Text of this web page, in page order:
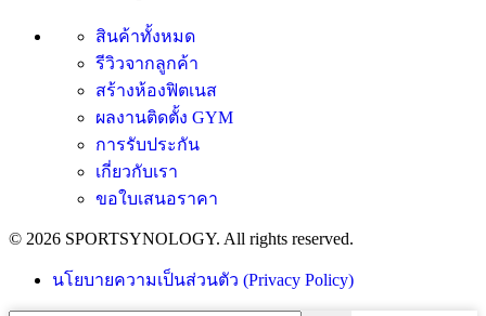
สินค้าทั้งหมด
รีวิวจากลูกค้า
สร้างห้องฟิตเนส
ผลงานติดตั้ง GYM
การรับประกัน
เกี่ยวกับเรา
ขอใบเสนอราคา
© 2026 SPORTSYNOLOGY. All rights reserved.
นโยบายความเป็นส่วนตัว (Privacy Policy)